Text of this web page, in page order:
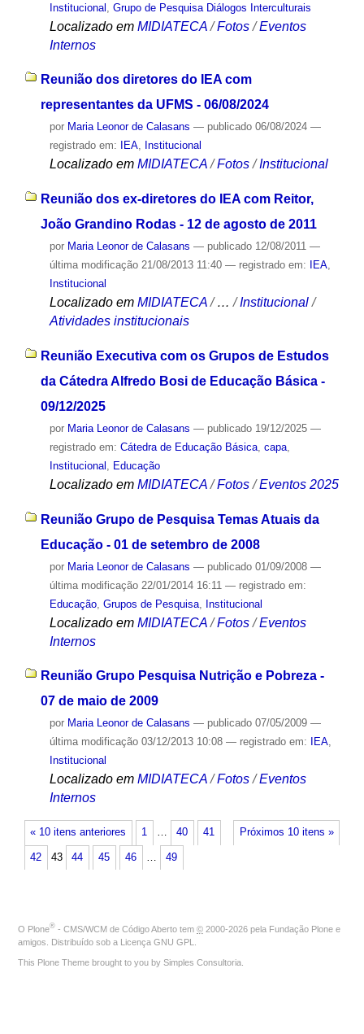
Institucional Grupo de Pesquisa Diálogos Interculturais
Localizado em MIDIATECA /Fotos /Eventos
Internos
Reunião dos diretores do IEA com
representantes da UFMS - 06/08/2024
por Maria Leonor de Calasans — publicado06/08/2024 —
registrado em:
IEA, Institucional
Localizado em MIDIATECA /Fotos /Institucional
Reunião dos ex-diretores do IEA com Reitor,
João Grandino Rodas - 12 de agosto de 2011
por Maria Leonor de Calasans — publicado12/08/2011 —
última modificação21/08/2013 11:40 — registrado em: IEA,
Institucional
Localizado em MIDIATECA /…/Institucional /
Atividades institucionais
Reunião Executiva com os Grupos de Estudos
da Cátedra Alfredo Bosi de Educação Básica -
09/12/2025
por Maria Leonor de Calasans — publicado19/12/2025 —
registrado em: Cátedra de Educação Básica, capa,
Institucional
Educação
Localizado em MIDIATECA /Fotos /Eventos 2025
Reunião Grupo de Pesquisa Temas Atuais da
Educação - 01 de setembro de 2008
por Maria Leonor de Calasans — publicado01/09/2008 —
última modificação22/01/2014 16:11 — registrado em:
Educação, Grupos de Pesquisa, Institucional
Localizado em MIDIATECA /Fotos /Eventos
Internos
Reunião Grupo Pesquisa Nutrição e Pobreza -
07 de maio de 2009
por Maria Leonor de Calasans — publicado07/05/2009 —
última modificação03/12/2013 10:08 — registrado em: IEA,
Institucional
Localizado em MIDIATECA /Fotos /Eventos
Internos
« 10 itens anteriores Próximos 10 itens »
1 … 40 41
42 43 44 45 46 … 49
O Plone® - CMS/WCM de Código Aberto tem © 2000-2026 pela Fundação Plone e
amigos. Distribuído sob a Licença GNU GPL
This Plone Theme brought to you by Simples Consultoria